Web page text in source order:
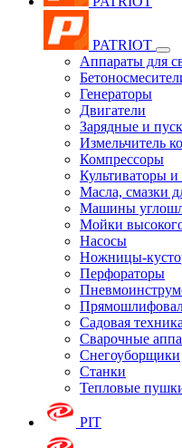
PATRIOT
Аппараты для
Генераторы
Двигатели
Зарядные и
Измельчитель
Компрессоры
Культиваторы
Масла, смазки
Машины
Мойки
Насосы
Ножницы-
Перфораторы
Садовая техника
Сварочные
Снегоуборщики
Станки
Тепловые
PIT